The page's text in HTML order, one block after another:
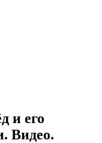
и его
Видео.